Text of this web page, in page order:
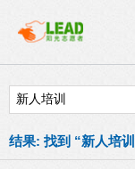
结果: 找到 “新人培训